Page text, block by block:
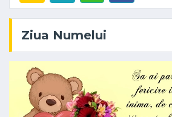
Ziua Numelui